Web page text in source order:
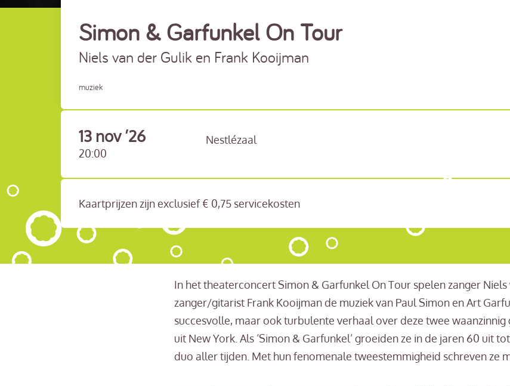
Simon & Garfunkel On Tour
Niels van der Gulik en Frank Kooijman
muziek
13 nov ’26
20:00
Nestlézaal
Kaartprijzen zijn exclusief € 0,75 servicekosten
In het theaterconcert Simon & Garfunkel On Tour spelen zanger Niels
zanger/gitarist Frank Kooijman de muziek van Paul Simon en Art
succesvolle, maar ook turbulente verhaal over deze twee
uit New York. Als ‘Simon & Garfunkel’ groeiden ze in de jaren 60 uit
duo aller tijden. Met hun fenomenale tweestemmigheid schreven ze